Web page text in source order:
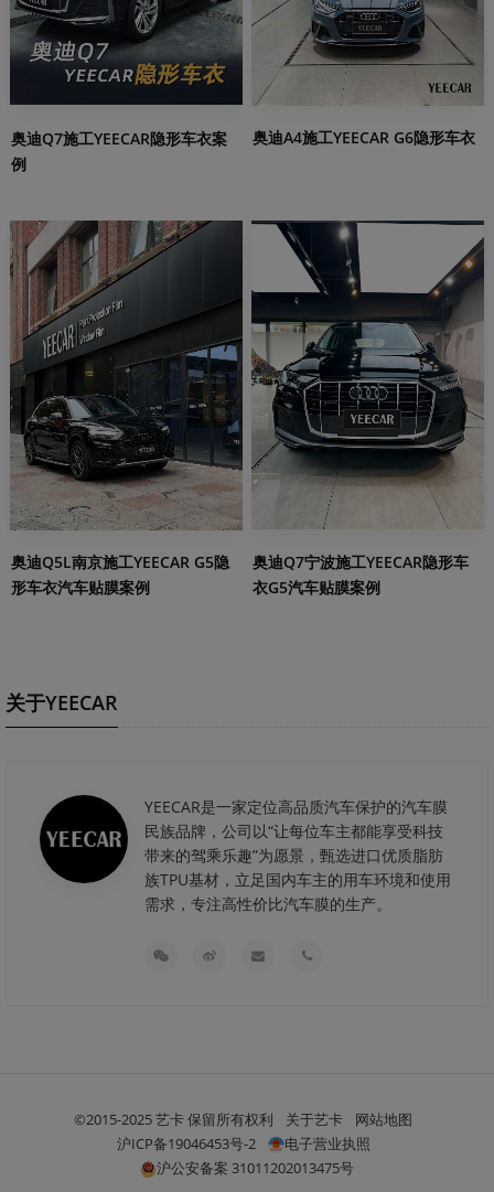
奥迪Q7施工YEECAR隐形车衣案
例
奥迪A4施工YEECAR G6隐形车衣
奥迪Q5L南京施工YEECAR G5隐
形车衣汽车贴膜案例
奥迪Q7宁波施工YEECAR隐形车
衣G5汽车贴膜案例
关于YEECAR
YEECAR是一家定位高品质汽车保护的汽车膜
民族品牌，公司以“让每位车主都能享受科技
带来的驾乘乐趣”为愿景，甄选进口优质脂肪
族TPU基材，立足国内车主的用车环境和使用
需求，专注高性价比汽车膜的生产。
©2015-2025 艺卡 保留所有权利 关于艺卡
网站地图
沪ICP备19046453号-2
电子营业执照
沪公安备案 31011202013475号